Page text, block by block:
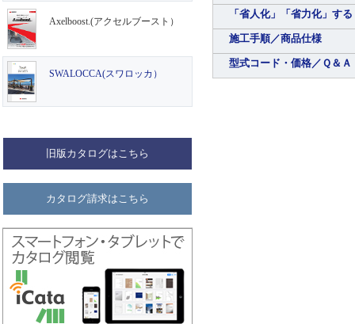
「省人化」「省力化」す
施工手順／商品仕様
型式コード・価格／Ｑ＆Ａ
Axelboost.(アクセルブースト）
SWALOCCA(スワロッカ）
旧版カタログはこちら
カタログ請求はこちら